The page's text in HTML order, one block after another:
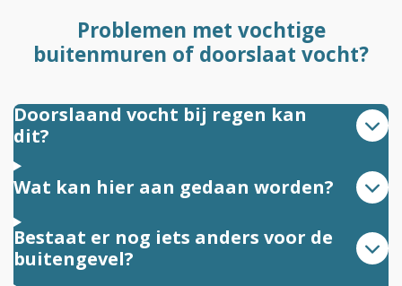
Problemen met vochtige
buitenmuren of doorslaat vocht?
Doorslaand vocht bij regen kan
dit?
Wat kan hier aan gedaan worden?
Bestaat er nog iets anders voor de
buitengevel?